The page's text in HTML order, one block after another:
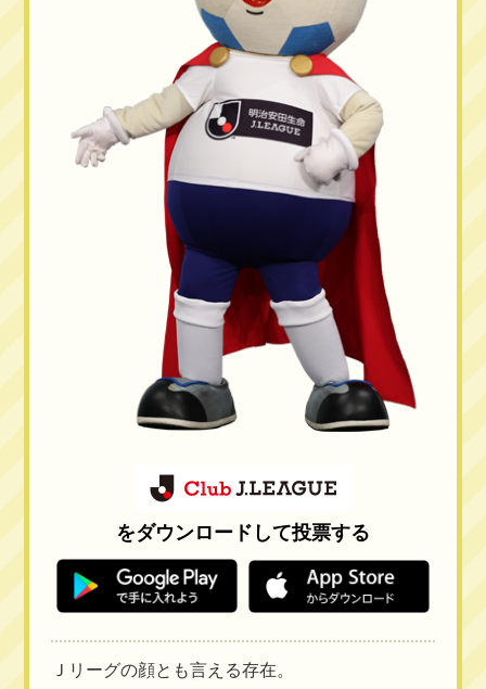
をダウンロードして投票する
Ｊリーグの顔とも言える存在。